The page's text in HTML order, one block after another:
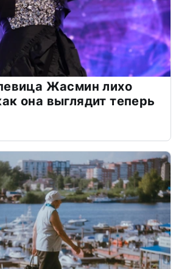
Жасмин лихо
она выглядит теперь